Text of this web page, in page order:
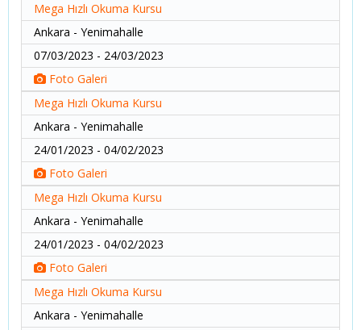
Mega Hızlı Okuma Kursu
Ankara - Yenimahalle
07/03/2023 - 24/03/2023
Foto Galeri
Mega Hızlı Okuma Kursu
Ankara - Yenimahalle
24/01/2023 - 04/02/2023
Foto Galeri
Mega Hızlı Okuma Kursu
Ankara - Yenimahalle
24/01/2023 - 04/02/2023
Foto Galeri
Mega Hızlı Okuma Kursu
Ankara - Yenimahalle